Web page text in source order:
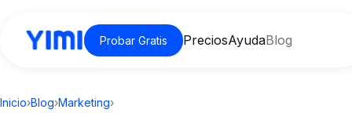
Probar Gratis PreciosAyudaBlog
Inicio›Blog›Marketing›